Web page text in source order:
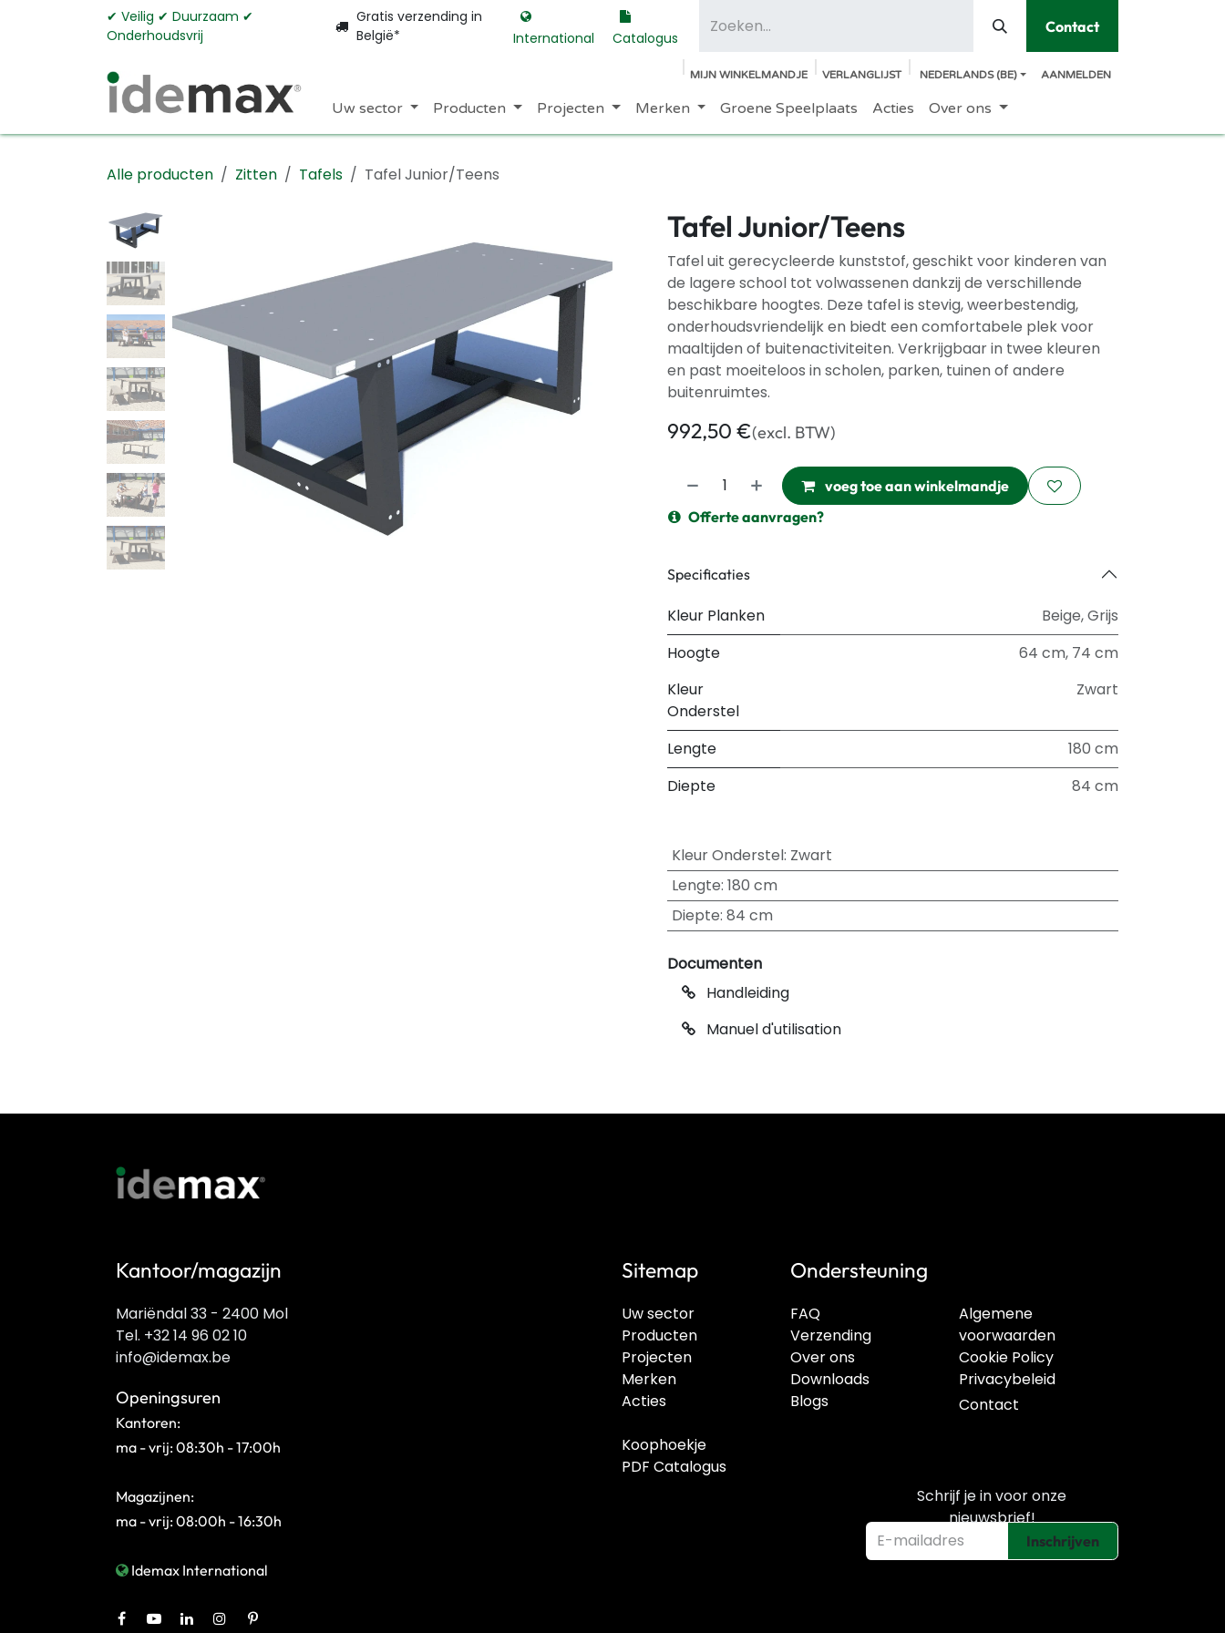
Overslaan naar inhoud✔︎ Veilig ✔︎ Duurzaam ✔︎
Onderhoudsvrij
Gratis verzending in
België*
International Catalogus
Contact
MIJN WINKELMANDJE VERLANGLIJST NEDERLANDS (BE) AANMELDEN
Uw sector Producten Projecten Merken Groene Speelplaats Acties Over ons
Alle producten Zitten Tafels Tafel Junior/Teens
Tafel Junior/Teens
Tafel uit gerecycleerde kunststof, geschikt voor kinderen van
de lagere school tot volwassenen dankzij de verschillende
beschikbare hoogtes. Deze tafel is stevig, weerbestendig,
onderhoudsvriendelijk en biedt een comfortabele plek voor
maaltijden of buitenactiviteiten. Verkrijgbaar in twee kleuren
en past moeiteloos in scholen, parken, tuinen of andere
buitenruimtes.
992,50 €(excl. BTW)
voeg toe aan winkelmandje
Offerte aanvragen?
Specificaties
Kleur Planken Beige,Grijs
Hoogte
64 cm, 74 cm
Kleur
Onderstel
Zwart
Lengte
180 cm
Diepte
84 cm
Kleur Onderstel: Zwart
Lengte: 180 cm
Diepte: 84 cm
Documenten
Handleiding
Manuel d'utilisation
Kantoor/magazijn
Algemene
voorwaarden
Cookie Policy
Privacybeleid
FAQ
Verzending
Over ons
Downloads
Blogs
Ondersteuning
Uw sector
Producten
Projecten
Merken
Acties
Koophoekje
PDF Catalogus
Sitemap
Contact
Mariëndal 33 - 2400 Mol
Tel. +32 14 96 02 10
info@idemax.be
Openingsuren
Kantoren:
ma - vrij: 08:30h - 17:00h
Magazijnen:
ma - vrij: 08:00h - 16:30h
Idemax International
Inschrijven
Schrijf je in voor onze
nieuwsbrief!